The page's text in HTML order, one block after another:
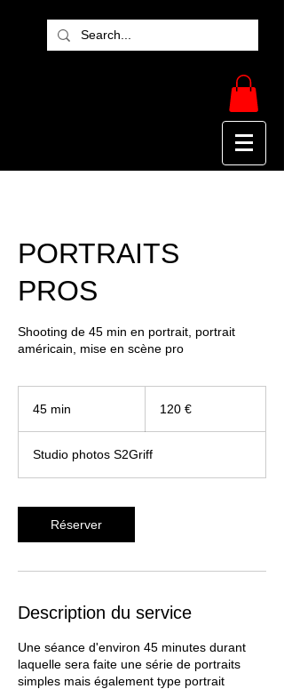
PORTRAITS
PROS
Shooting de 45 min en portrait, portrait
américain, mise en scène pro
45 min
i
n
120 €
Studio photos S2Griff
Réserver
Description du service
Une séance d'environ 45 minutes durant
laquelle sera faite une série de portraits
simples mais également type portrait